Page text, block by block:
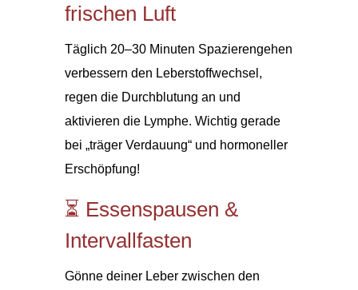
frischen Luft
Täglich 20–30 Minuten Spazierengehen
verbessern den Leberstoffwechsel,
regen die Durchblutung an und
aktivieren die Lymphe. Wichtig gerade
bei „träger Verdauung“ und hormoneller
Erschöpfung!
⏳ Essenspausen &
Intervallfasten
Gönne deiner Leber zwischen den